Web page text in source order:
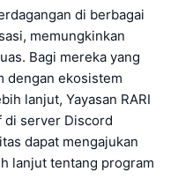
di berbagai
memungkinkan
Bagi mereka yang
dengan ekosistem
lanjut, Yayasan RARI
di server Discord
dapat mengajukan
lanjut tentang program